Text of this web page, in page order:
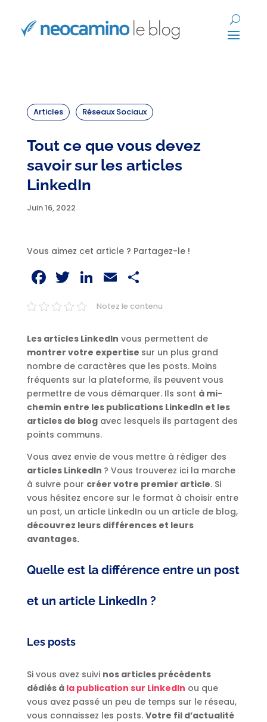
Articles Réseaux Sociaux
Tout ce que vous devez
savoir sur les articles
LinkedIn
Juin 16, 2022
Vous aimez cet article ? Partagez-le !
Facebook
Twitter
LinkedIn
Email
Notez le contenu
Les articles LinkedIn vous permettent de
montrer votre expertise sur un plus grand
nombre de caractères que les posts. Moins
fréquents sur la plateforme, ils peuvent vous
permettre de vous démarquer. Ils sont à mi-
chemin entre les publications LinkedIn et les
articles de blogavec lesquels ils partagent des
points communs.
Vous avez envie de vous mettre à rédiger des
articles LinkedIn ? Vous trouverez ici la marche
à suivre pour créer votre premier article. Si
vous hésitez encore sur le format à choisir entre
un post, un article LinkedIn ou un article de blog,
découvrez leurs différences et leurs
avantages.
Quelle est la différence entre un post
et un article LinkedIn ?
Les posts
Si vous avez suivi nos articles précédents
dédiés à la publication sur LinkedIn ou que
vous avez passé un peu de temps sur le réseau,
vous connaissez les posts. Votre fil d’actualité